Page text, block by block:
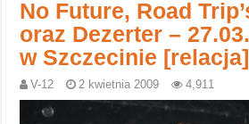
No Future, Road
oraz Dezerter –
w Szczecinie [relacja]
V-12 2 kwietnia 2009 4,911